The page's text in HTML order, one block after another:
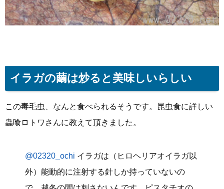
イラガの繭は炒ると美味しいらしい
この毒毛虫、なんと食べられるそうです。昆虫食に詳しい
蟲喰ロトワさんに教えて頂きました。
@02320_ochi イラガは（ヒロヘリアオイラガ以
外）能動的に注射する針しか持っていないの